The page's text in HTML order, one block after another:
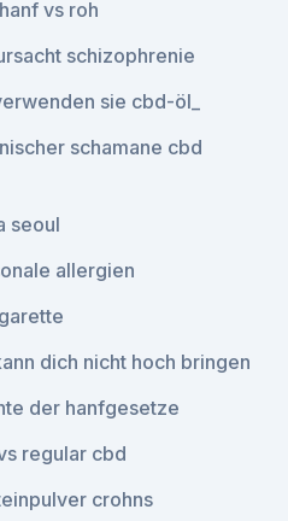
vs roh
schizophrenie
sie cbd-öl_
schamane cbd
seoul
allergien
dich nicht hoch bringen
der hanfgesetze
regular cbd
crohns